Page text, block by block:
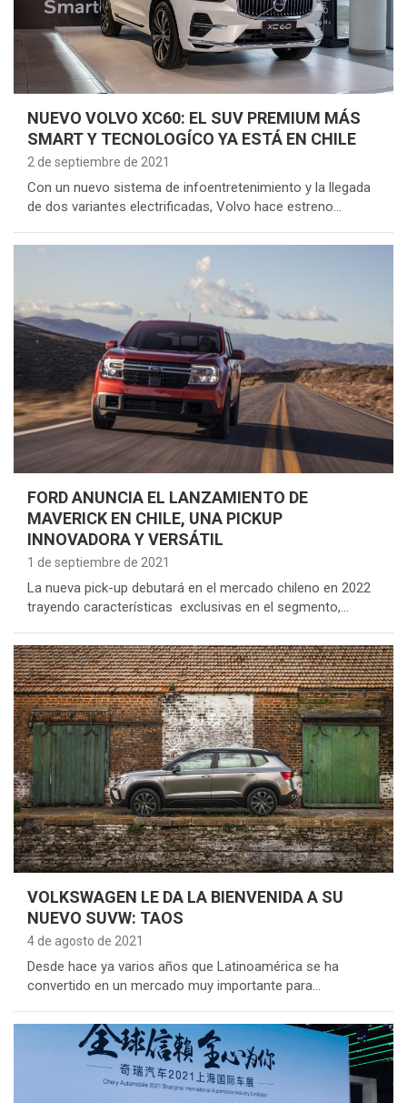
NUEVO VOLVO XC60: EL SUV PREMIUM MÁS
SMART Y TECNOLOGÍCO YA ESTÁ EN CHILE
2 de septiembre de 2021
Con un nuevo sistema de infoentretenimiento y la llegada
de dos variantes electrificadas, Volvo hace estreno…
FORD ANUNCIA EL LANZAMIENTO DE
MAVERICK EN CHILE, UNA PICKUP
INNOVADORA Y VERSÁTIL
1 de septiembre de 2021
La nueva pick-up debutará en el mercado chileno en 2022
trayendo características exclusivas en el segmento,…
VOLKSWAGEN LE DA LA BIENVENIDA A SU
NUEVO SUVW: TAOS
4 de agosto de 2021
Desde hace ya varios años que Latinoamérica se ha
convertido en un mercado muy importante para…